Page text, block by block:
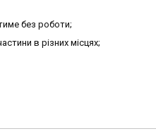
без роботи;
в різних місцях;